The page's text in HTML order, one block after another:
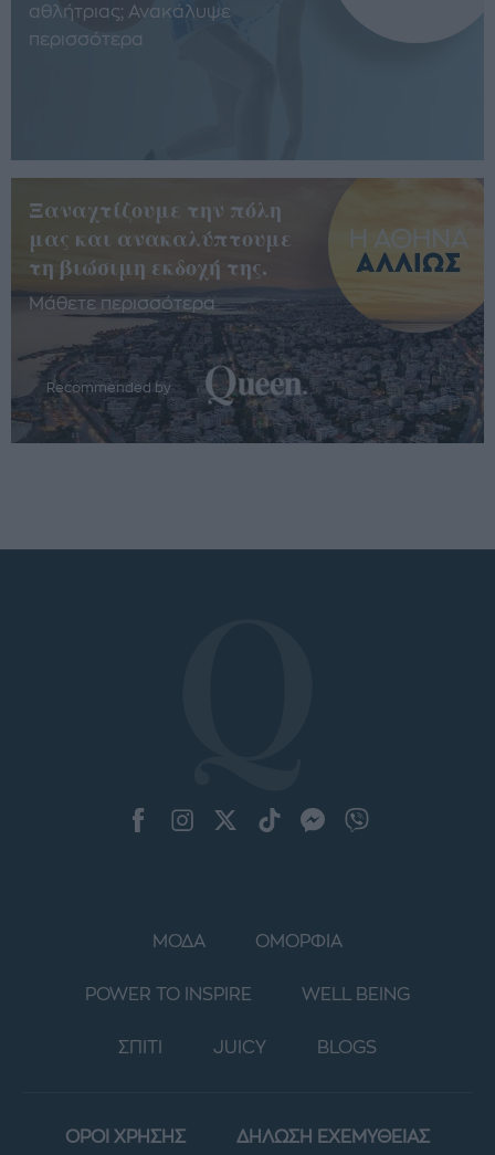
αθλήτριας; Ανακάλυψε
περισσότερα
Ξαναχτίζουμε την πόλη
μας και ανακαλύπτουμε
τη βιώσιμη εκδοχή της.
Μάθετε περισσότερα
Recommended by
ΜΟΔΑ ΟΜΟΡΦΙΑ
POWER TO INSPIRE WELL BEING
ΣΠΙΤΙ JUICY BLOGS
ΟΡΟΙ ΧΡΗΣΗΣ ΔΗΛΩΣΗ ΕΧΕΜΥΘΕΙΑΣ